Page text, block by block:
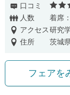
口コミ
人数
着席
アクセス研究
住所
茨城
フェアを